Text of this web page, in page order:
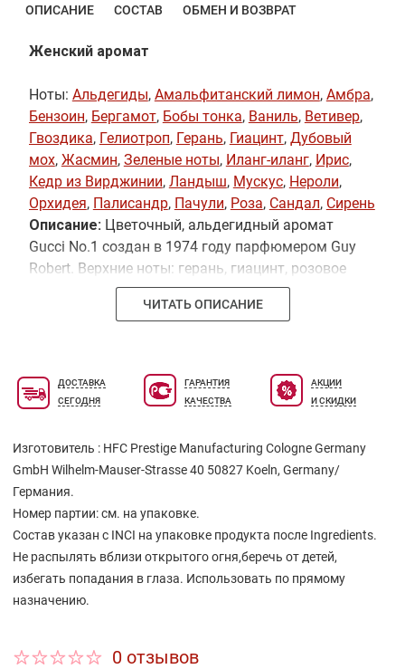
ОПИСАНИЕ СОСТАВ ОБМЕН И ВОЗВРАТ
Женский аромат
Ноты: Альдегиды, Амальфитанский лимон, Амбра,
Бензоин, Бергамот, Бобы тонка, Ваниль, Ветивер,
Гвоздика, Гелиотроп, Герань, Гиацинт, Дубовый
мох, Жасмин, Зеленые ноты, Иланг-иланг, Ирис,
Кедр из Вирджинии, Ландыш, Мускус, Нероли,
Орхидея, Палисандр, Пачули, Роза, Сандал, Сирень
Описание:Цветочный, альдегидный аромат
Gucci No.1 создан в 1974 году парфюмером Guy
Robert. Верхние ноты: герань, гиацинт, розовое
дерево или палисандр, бергамот, лимон,
альдегиды и зеленые ноты. Ноты сердца:
орхидея. Ноты базы: ветивер, мускус,
сандаловое дерево, лист пачули, дубовый мох,
тонка и ваниль.
ЧИТАТЬ ОПИСАНИЕ
ДОСТАВКА
СЕГОДНЯ
ГАРАНТИЯ
КАЧЕСТВА
АКЦИИ
И СКИДКИ
Изготовитель : HFC Prestige Manufacturing Cologne Germany
GmbH Wilhelm-Mauser-Strasse 40 50827 Koeln, Germany/
Германия.
Номер партии: см. на упаковке.
Состав указан с INCI на упаковке продукта после Ingredients.
Не распылять вблизи открытого огня,беречь от детей,
избегать попадания в глаза. Использовать по прямому
назначению.
0 отзывов